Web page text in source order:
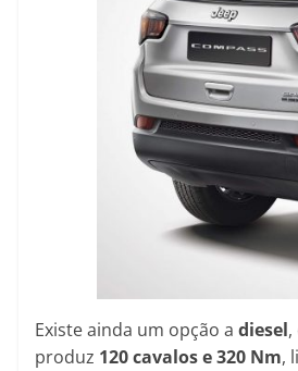
Existe ainda um opção a diesel
produz 120 cavalos e 320 Nm,